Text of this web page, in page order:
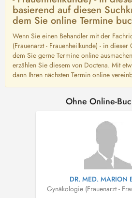
basierend auf diesen
dem Sie online Termine
Wenn Sie einen Behandler mit der
(Frauenarzt - Frauenheilkunde) - in
dem Sie gerne Termine online
erzählen Sie diesem von Doctena. Mit
dann Ihren nächsten Termin online
Ohne Online-
DR. MED. MARION
Gynäkologie (Frauenarzt -